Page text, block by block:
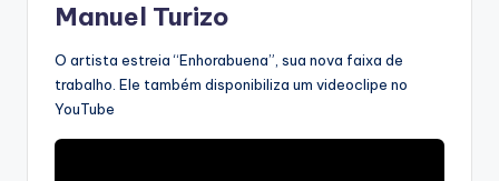
Manuel Turizo
O artista estreia “Enhorabuena”, sua nova faixa de
trabalho. Ele também disponibiliza um videoclipe no
YouTube